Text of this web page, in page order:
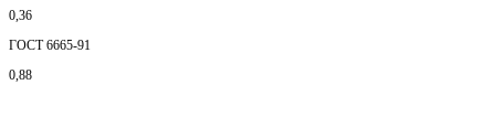
0,36
ГОСТ 6665-91
0,88